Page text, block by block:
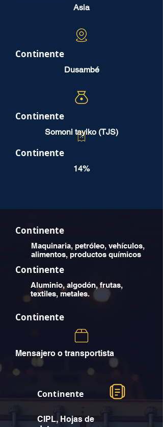
Asia
Continente
Dusambé
Continente
Somoni tayiko (TJS)
Continente
14%
Continente
Maquinaria, petróleo, vehículos,
alimentos, productos químicos
Continente
Aluminio, algodón, frutas,
textiles, metales.
Continente
Mensajero o transportista
Continente
CIPL, Hojas de